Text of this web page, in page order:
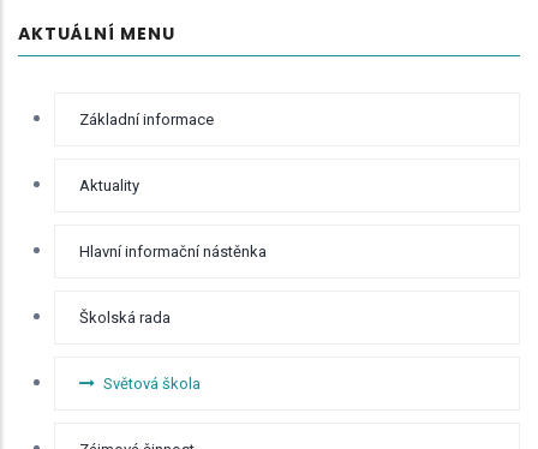
AKTUÁLNÍ MENU
RYCHLÉ
BOČNÍZákladní informace
Aktuality
Hlavní informační nástěnka
Školská rada
Světová škola